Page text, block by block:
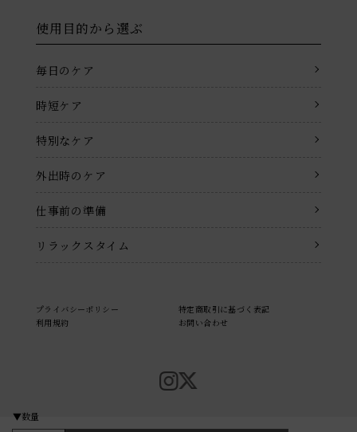
使用目的から選ぶ
毎日のケア
時短ケア
特別なケア
外出時のケア
仕事前の準備
リラックスタイム
プライバシーポリシー
特定商取引に基づく表記
利用規約
お問い合わせ